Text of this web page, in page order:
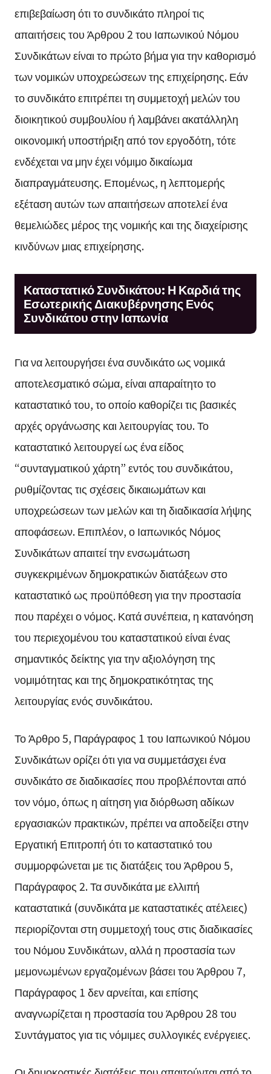
επιβεβαίωση ότι το συνδικάτο πληροί τις
απαιτήσεις του Άρθρου 2 του Ιαπωνικού Νόμου
Συνδικάτων είναι το πρώτο βήμα για την καθορισμό
των νομικών υποχρεώσεων της επιχείρησης. Εάν
το συνδικάτο επιτρέπει τη συμμετοχή μελών του
διοικητικού συμβουλίου ή λαμβάνει ακατάλληλη
οικονομική υποστήριξη από τον εργοδότη, τότε
ενδέχεται να μην έχει νόμιμο δικαίωμα
διαπραγμάτευσης. Επομένως, η λεπτομερής
εξέταση αυτών των απαιτήσεων αποτελεί ένα
θεμελιώδες μέρος της νομικής και της διαχείρισης
κινδύνων μιας επιχείρησης.
Καταστατικό Συνδικάτου: Η Καρδιά της
Εσωτερικής Διακυβέρνησης Ενός
Συνδικάτου στην Ιαπωνία
Για να λειτουργήσει ένα συνδικάτο ως νομικά
αποτελεσματικό σώμα, είναι απαραίτητο το
καταστατικό του, το οποίο καθορίζει τις βασικές
αρχές οργάνωσης και λειτουργίας του. Το
καταστατικό λειτουργεί ως ένα είδος
“συνταγματικού χάρτη” εντός του συνδικάτου,
ρυθμίζοντας τις σχέσεις δικαιωμάτων και
υποχρεώσεων των μελών και τη διαδικασία λήψης
αποφάσεων. Επιπλέον, ο Ιαπωνικός Νόμος
Συνδικάτων απαιτεί την ενσωμάτωση
συγκεκριμένων δημοκρατικών διατάξεων στο
καταστατικό ως προϋπόθεση για την προστασία
που παρέχει ο νόμος. Κατά συνέπεια, η κατανόηση
του περιεχομένου του καταστατικού είναι ένας
σημαντικός δείκτης για την αξιολόγηση της
νομιμότητας και της δημοκρατικότητας της
λειτουργίας ενός συνδικάτου.
Το Άρθρο 5, Παράγραφος 1 του Ιαπωνικού Νόμου
Συνδικάτων ορίζει ότι για να συμμετάσχει ένα
συνδικάτο σε διαδικασίες που προβλέπονται από
τον νόμο, όπως η αίτηση για διόρθωση αδίκων
εργασιακών πρακτικών, πρέπει να αποδείξει στην
Εργατική Επιτροπή ότι το καταστατικό του
συμμορφώνεται με τις διατάξεις του Άρθρου 5,
Παράγραφος 2. Τα συνδικάτα με ελλιπή
καταστατικά (συνδικάτα με καταστατικές ατέλειες)
περιορίζονται στη συμμετοχή τους στις διαδικασίες
του Νόμου Συνδικάτων, αλλά η προστασία των
μεμονωμένων εργαζομένων βάσει του Άρθρου 7,
Παράγραφος 1 δεν αρνείται, και επίσης
αναγνωρίζεται η προστασία του Άρθρου 28 του
Συντάγματος για τις νόμιμες συλλογικές ενέργειες.